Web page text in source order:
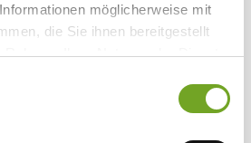
möglicherweise mit
die Sie ihnen bereitgestellt
Rahmen Ihrer Nutzung der Dienste